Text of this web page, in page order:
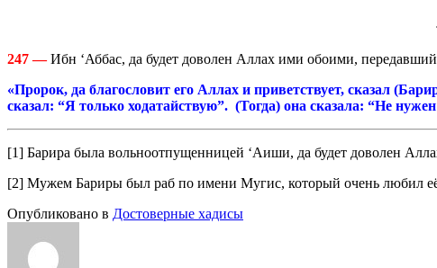
247 —Ибн ‘Аббас, да будет доволен Аллах ими обоими,
«Пророк, да благословит его Аллах и приветствует, сказал
сказал: “Я только ходатайствую”. (Тогда) она сказала: “Не
[1] Барира была вольноотпущенницей ‘Аиши, да будет доволен
[2] Мужем Бариры был раб по имени Мугис, который очень любил
Опубликовано в Достоверные хадисы